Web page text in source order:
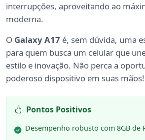
interrupções, aproveitando ao
moderna.
O Galaxy A17 é, sem dúvida, uma
para quem busca um celular que
estilo e inovação. Não perca a
poderoso dispositivo em suas mãos!
Pontos Positivos
Desempenho robusto com 8GB de